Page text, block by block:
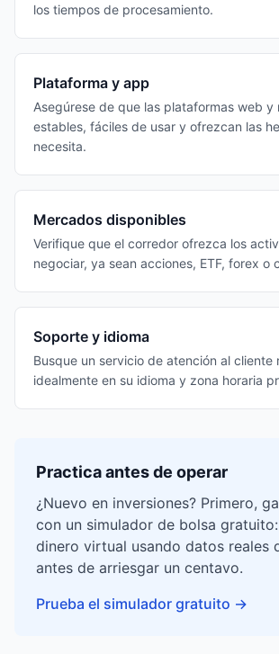
los tiempos de procesamiento.
Plataforma y app
Asegúrese de que las plataformas web y
estables, fáciles de usar y ofrezcan las
necesita.
Mercados disponibles
Verifique que el corredor ofrezca los
negociar, ya sean acciones, ETF, forex o
Soporte y idioma
Busque un servicio de atención al cliente
idealmente en su idioma y zona horaria
Practica antes de operar
¿Nuevo en inversiones? Primero,
con un simulador de bolsa
dinero virtual usando datos reales
antes de arriesgar un centavo.
Prueba el simulador gratuito →